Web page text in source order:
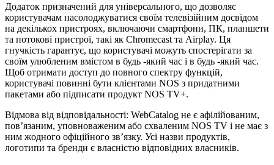
Додаток призначений для універсального, що дозволяє
користувачам насолоджуватися своїм телевізійним досвідом
на декількох пристроях, включаючи смартфони, ПК, планшети
та потокові пристрої, такі як Chromecast та Airplay. Ця
гнучкість гарантує, що користувачі можуть спостерігати за
своїм улюбленим вмістом в будь -який час і в будь -який час.
Щоб отримати доступ до повного спектру функцій,
користувачі повинні бути клієнтами NOS з придатними
пакетами або підписати продукт NOS TV+.
Відмова від відповідальності: WebCatalog не є афілійованим,
пов’язаним, уповноваженим або схваленим NOS TV і не має з
ним жодного офіційного зв’язку. Усі назви продуктів,
логотипи та бренди є власністю відповідних власників.